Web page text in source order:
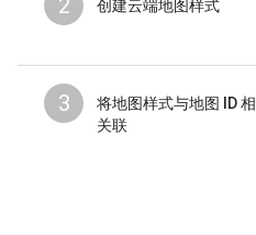
创建云端地图样式
3
将地图样式与地图 ID 相
关联